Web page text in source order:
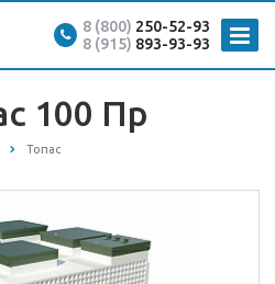
8 (800) 250-52-93
8 (915) 893-93-93
100 Пр
Топас